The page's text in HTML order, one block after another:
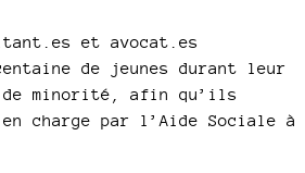
et avocat.es
centaine de jeunes durant leur
de minorité, afin qu’ils
charge par l’Aide Sociale à